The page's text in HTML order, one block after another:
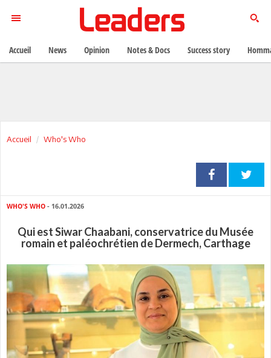
Accueil Who's Who
WHO'S WHO - 16.01.2026
Qui est Siwar Chaabani, conservatrice du Musée
romain et paléochrétien de Dermech, Carthage
Accueil News Opinion Notes & Docs Success story